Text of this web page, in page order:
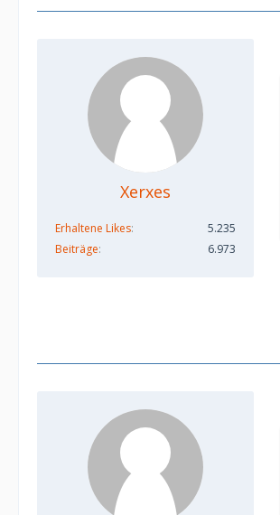
Xerxes
Erhaltene Likes
5.235
Beiträge
6.973